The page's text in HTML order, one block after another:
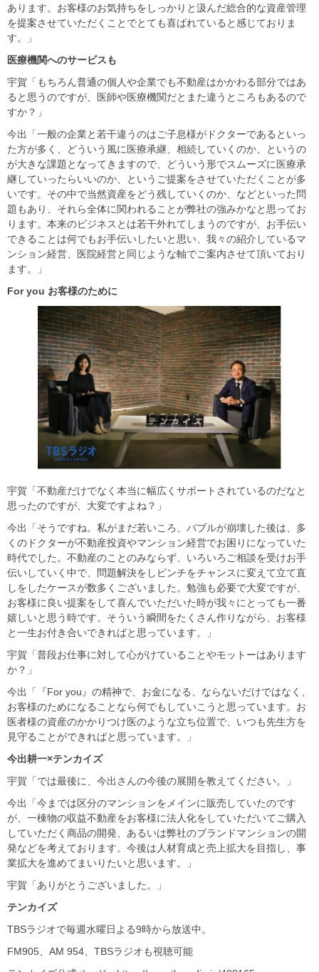
あります。お客様のお気持ちをしっかりと汲んだ総合的な資産管理
を提案させていただくことでとても喜ばれていると感じておりま
す。」
医療機関へのサービスも
宇賀「もちろん普通の個人や企業でも不動産はかかわる部分ではあ
ると思うのですが、医師や医療機関だとまた違うところもあるので
すか？」
今出「一般の企業と若干違うのはご子息様がドクターであるといっ
た方が多く、どういう風に医療承継、相続していくのか、というの
が大きな課題となってきますので、どういう形でスムーズに医療承
継していったらいいのか、というご提案をさせていただくことが多
いです。その中で当然資産をどう残していくのか、などといった問
題もあり、それら全体に関われることが弊社の強みかなと思ってお
ります。本来のビジネスとは若干外れてしまうのですが、お手伝い
できることは何でもお手伝いしたいと思い、我々の紹介しているマ
ンション経営、医院経営と同じような軸でご案内させて頂いており
ます。」
For you お客様のために
宇賀「不動産だけでなく本当に幅広くサポートされているのだなと
思ったのですが、大変ですよね？」
今出「そうですね。私がまだ若いころ、バブルが崩壊した後は、多
くのドクターが不動産投資やマンション経営でお困りになっていた
時代でした。不動産のことのみならず、いろいろご相談を受けお手
伝いしていく中で、問題解決をしピンチをチャンスに変えて立て直
しをしたケースが数多くございました。勉強も必要で大変ですが、
お客様に良い提案をして喜んでいただいた時が我々にとっても一番
嬉しいと思う時です。そういう瞬間をたくさん作りながら、お客様
と一生お付き合いできればと思っています。」
宇賀「普段お仕事に対して心がけていることやモットーはあります
か？」
今出「『For you』の精神で、お金になる、ならないだけではなく、
お客様のためになることなら何でもしていこうと思っています。お
医者様の資産のかかりつけ医のような立ち位置で、いつも先生方を
見守ることができればと思っています。」
今出耕一×テンカイズ
宇賀「では最後に、今出さんの今後の展開を教えてください。」
今出「今までは区分のマンションをメインに販売していたのです
が、一棟物の収益不動産をお客様に法人化をしていただいてご購入
していただく商品の開発、あるいは弊社のブランドマンションの開
発などを考えております。今後は人材育成と売上拡大を目指し、事
業拡大を進めてまいりたいと思います。」
宇賀「ありがとうございました。」
テンカイズ
TBSラジオで毎週水曜日よる9時から放送中。
FM905、AM 954、TBSラジオも視聴可能